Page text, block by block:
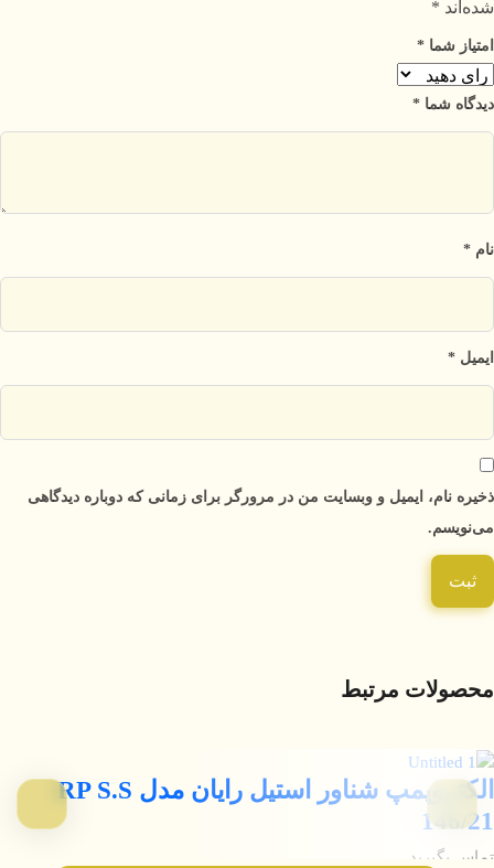
شده‌اند *
امتیاز شما *
دیدگاه شما *
نام *
ایمیل *
ذخیره نام، ایمیل و وبسایت من در مرورگر برای زمانی که دوباره دیدگاهی
می‌نویسم.
محصولات مرتبط
الکتروپمپ شناور استیل رایان مدل RP S.S
146/21
تماس بگیرید